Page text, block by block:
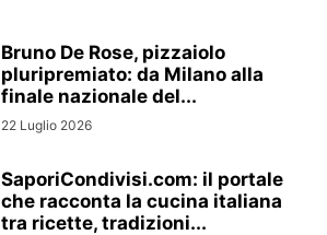
Bruno De Rose, pizzaiolo
pluripremiato: da Milano alla
finale nazionale del...
22 Luglio 2026
SaporiCondivisi.com: il portale
che racconta la cucina italiana
tra ricette, tradizioni...